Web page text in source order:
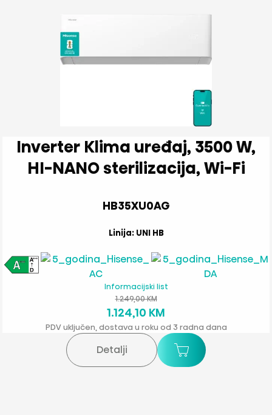
Inverter Klima uređaj, 3500 W,
HI-NANO sterilizacija, Wi-Fi
HB35XU0AG
Linija: UNI HB
Informacijski list
1.249,00 KM
1.124,10 KM
PDV uključen, dostava u roku od 3 radna dana
Detalji